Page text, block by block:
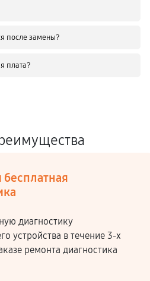
после замены?
плата?
бесплатная
диагностику
устройства в течение 3-х
ремонта диагностика